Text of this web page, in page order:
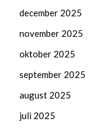
december 2025
november 2025
oktober 2025
september 2025
august 2025
juli 2025